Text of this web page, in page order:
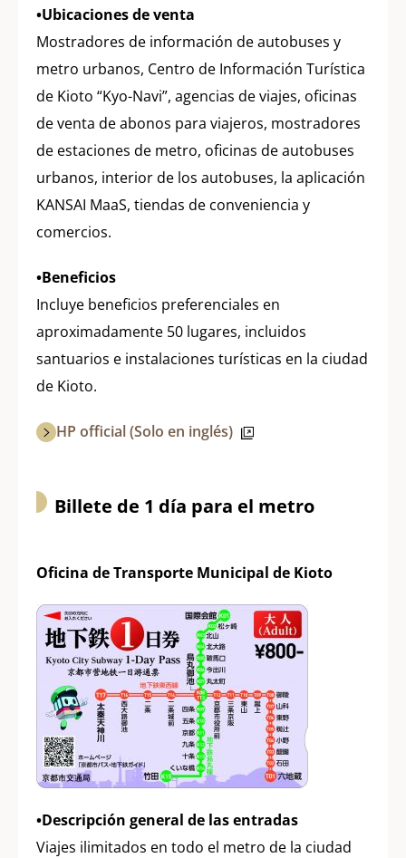
•Ubicaciones de venta
Mostradores de información de autobuses y
metro urbanos, Centro de Información Turística
de Kioto “Kyo-Navi”, agencias de viajes, oficinas
de venta de abonos para viajeros, mostradores
de estaciones de metro, oficinas de autobuses
urbanos, interior de los autobuses, la aplicación
KANSAI MaaS, tiendas de conveniencia y
comercios.
•Beneficios
Incluye beneficios preferenciales en
aproximadamente 50 lugares, incluidos
santuarios e instalaciones turísticas en la ciudad
de Kioto.
HP official (Solo en inglés)
Billete de 1 día para el metro
Oficina de Transporte Municipal de Kioto
•Descripción general de las entradas
Viajes ilimitados en todo el metro de la ciudad